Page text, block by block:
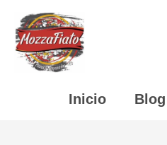
Inicio Blog